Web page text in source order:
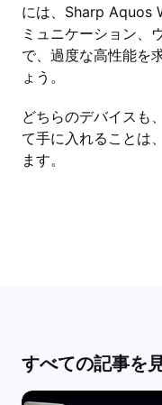
には、Sharp Aquos
ミュニケーション、
で、過度な高性能を
ょう。
どちらのデバイスも
て手に入れることは
ます。
すべての記事を